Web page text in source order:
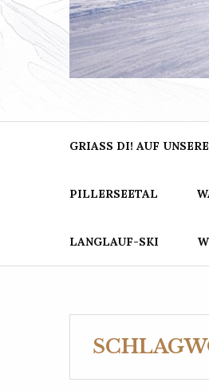
GRIASS DI! AUF
PILLERSEETAL
LANGLAUF-SKI